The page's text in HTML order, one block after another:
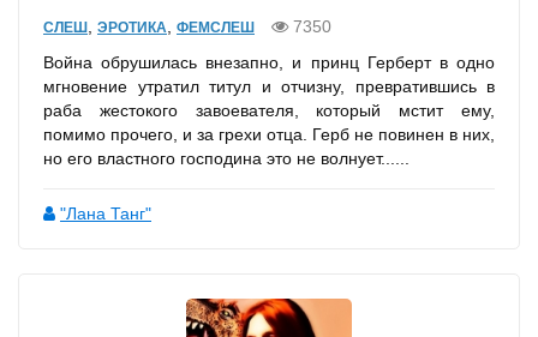
СЛЕШ , ЭРОТИКА, ФЕМСЛЕШ
7350
Война обрушилась внезапно, и принц Герберт в одно
мгновение утратил титул и отчизну, превратившись в
раба жестокого завоевателя, который мстит ему,
помимо прочего, и за грехи отца. Герб не повинен в них,
но его властного господина это не волнует......
"Лана Танг"